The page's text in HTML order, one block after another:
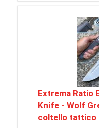
Extrema Ratio
Knife - Wolf
coltello tattico